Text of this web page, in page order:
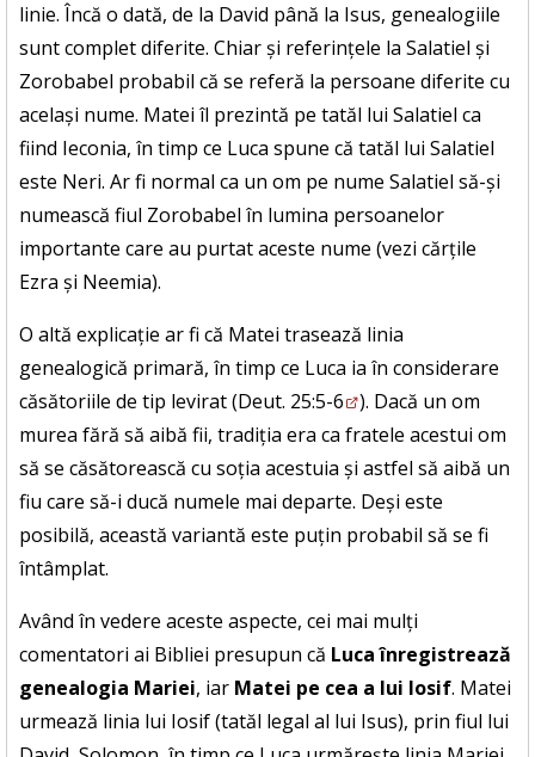
linie. Încă o dată, de la David până la Isus, genealogiile
sunt complet diferite. Chiar și referințele la Salatiel și
Zorobabel probabil că se referă la persoane diferite cu
același nume. Matei îl prezintă pe tatăl lui Salatiel ca
fiind Ieconia, în timp ce Luca spune că tatăl lui Salatiel
este Neri. Ar fi normal ca un om pe nume Salatiel să-și
numească fiul Zorobabel în lumina persoanelor
importante care au purtat aceste nume (vezi cărțile
Ezra și Neemia).
O altă explicație ar fi că Matei trasează linia
genealogică primară, în timp ce Luca ia în considerare
căsătoriile de tip levirat (Deut. 25:5-6
). Dacă un om
murea fără să aibă fii, tradiția era ca fratele acestui om
să se căsătorească cu soția acestuia și astfel să aibă un
fiu care să-i ducă numele mai departe. Deși este
posibilă, această variantă este puțin probabil să se fi
întâmplat.
Având în vedere aceste aspecte, cei mai mulți
comentatori ai Bibliei presupun că Luca înregistrează
genealogia Mariei, iar Matei pe cea a lui Iosif. Matei
urmează linia lui Iosif (tatăl legal al lui Isus), prin fiul lui